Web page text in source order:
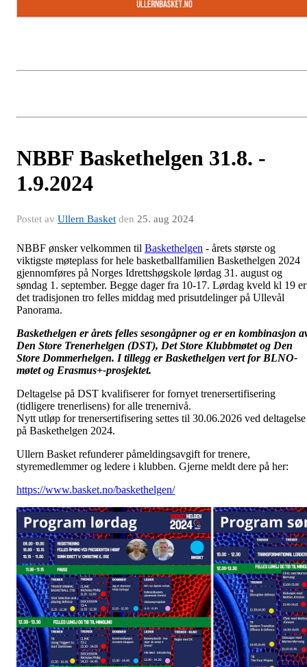
NBBF Baskethelgen 31.8. -
1.9.2024
Postet av Ullern Basket den 25. aug 2024
NBBF ønsker velkommen til Baskethelgen - årets største og
viktigste møteplass for hele basketballfamilien Baskethelgen 2024
gjennomføres på Norges Idrettshøgskole lørdag 31. august og
søndag 1. september. Begge dager fra 10-17. Lørdag kveld kl 19 er
det tradisjonen tro felles middag med prisutdelinger på Ullevål
Panorama.
Baskethelgen er årets felles sesongåpner og er en kombinasjon
Den Store Trenerhelgen (DST), Det Store Klubbmøtet og Den
Store Dommerhelgen. I tillegg er Baskethelgen vert for BLNO-
møtet og Erasmus+-prosjektet.
Deltagelse på DST kvalifiserer for fornyet trenersertifisering
(tidligere trenerlisens) for alle trenernivå.
Nytt utløp for trenersertifisering settes til 30.06.2026 ved deltagelse
på Baskethelgen 2024.
Ullern Basket refunderer påmeldingsavgift for trenere,
styremedlemmer og ledere i klubben. Gjerne meldt dere på her:
https://www.basket.no/baskethelgen/